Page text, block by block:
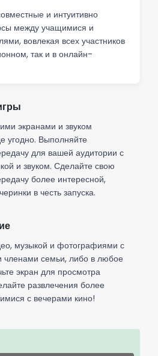
и интуитивно
между учащимися и
вовлекая всех участников
так и в онлайн-
экранами и звуком
угодно. Выполняйте
для вашей аудитории с
и звуком. Сделайте свою
более интересной,
в честь запуска.
музыкой и фотографиями с
членами семьи, либо в любое
экран для просмотра
развлечения более
с вечерами кино!